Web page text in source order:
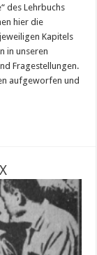
des Lehrbuchs
hier die
Kapitels
in unseren
Fragestellungen.
aufgeworfen und